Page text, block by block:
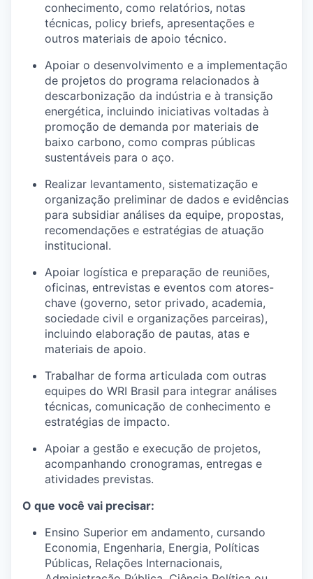
conhecimento, como relatórios, notas
técnicas, policy briefs, apresentações e
outros materiais de apoio técnico.
Apoiar o desenvolvimento e a implementação
de projetos do programa relacionados à
descarbonização da indústria e à transição
energética, incluindo iniciativas voltadas à
promoção de demanda por materiais de
baixo carbono, como compras públicas
sustentáveis para o aço.
Realizar levantamento, sistematização e
organização preliminar de dados e evidências
para subsidiar análises da equipe, propostas,
recomendações e estratégias de atuação
institucional.
Apoiar logística e preparação de reuniões,
oficinas, entrevistas e eventos com atores-
chave (governo, setor privado, academia,
sociedade civil e organizações parceiras),
incluindo elaboração de pautas, atas e
materiais de apoio.
Trabalhar de forma articulada com outras
equipes do WRI Brasil para integrar análises
técnicas, comunicação de conhecimento e
estratégias de impacto.
Apoiar a gestão e execução de projetos,
acompanhando cronogramas, entregas e
atividades previstas.
O que você vai precisar:
Ensino Superior em andamento, cursando
Economia, Engenharia, Energia, Políticas
Públicas, Relações Internacionais,